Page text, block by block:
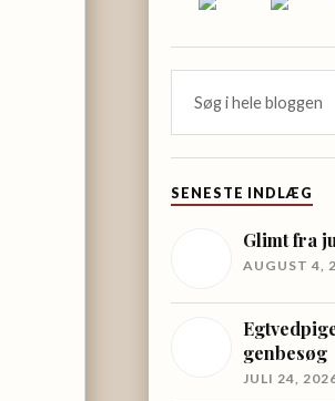
SENESTE INDLÆG
Glimt fra
AUGUST 4,
genbesøg
JULI 24,